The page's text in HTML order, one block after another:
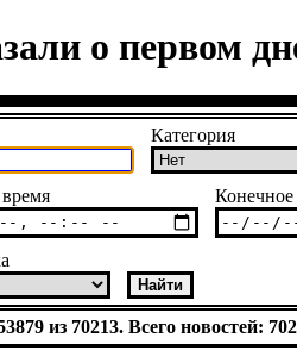
о первом
Категория
Конечное
из 70213. Всего новостей: